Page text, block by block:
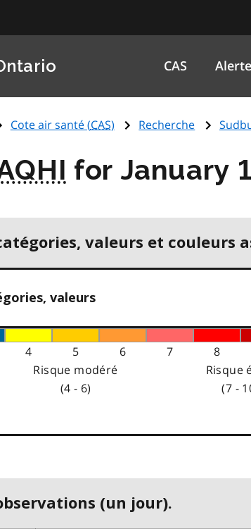
CAS Alerte
Cote air santé (CAS) Recherche
for January
valeurs et couleurs
valeurs
4 5 6 7 8
Risque modéré
(4 - 6)
Risque
(7 -
(un jour).